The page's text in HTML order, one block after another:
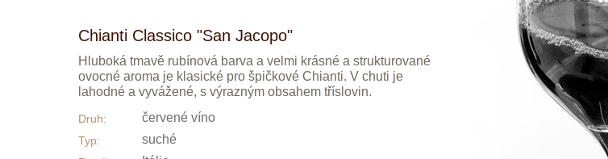
Chianti Classico "San Jacopo"
Hluboká tmavě rubínová barva a velmi krásné a strukturované
ovocné aroma je klasické pro špičkové Chianti. V chuti je
lahodné a vyvážené, s výrazným obsahem tříslovin.
Druh: červené víno
Typ: suché